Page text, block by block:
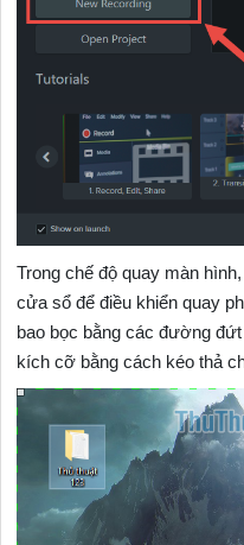
Trong chế độ quay màn
cửa sổ để điều khiển quay
bao bọc bằng các đường
kích cỡ bằng cách kéo thả